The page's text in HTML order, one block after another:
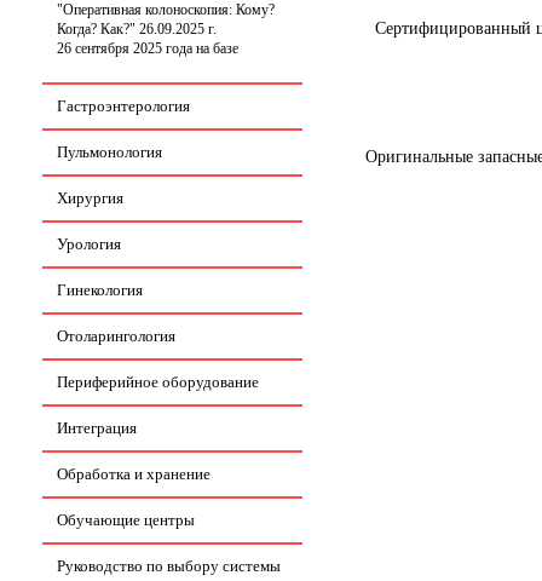
"Оперативная колоноскопия: Кому?
Когда? Как?" 26.09.2025 г.
26 сентября 2025 года на базе
состоится научно-практическая
конференция «Оперативная
колоноскопия: Кому? Когда? Как?
Периоперационная тактика и стратегия
наблюдения».
Гастроэнтерология
Пульмонология
Хирургия
Урология
Гинекология
Отоларингология
Периферийное оборудование
Интеграция
Обработка и хранение
Обучающие центры
Руководство по выбору системы
Сертифицированный
Оригинальные